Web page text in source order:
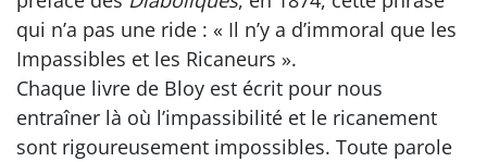
qui n’a pas une ride : « Il n’y a d’immoral que les
Impassibles et les Ricaneurs ».
Chaque livre de Bloy est écrit pour nous
entraîner là où l’impassibilité et le ricanement
sont rigoureusement impossibles. Toute parole